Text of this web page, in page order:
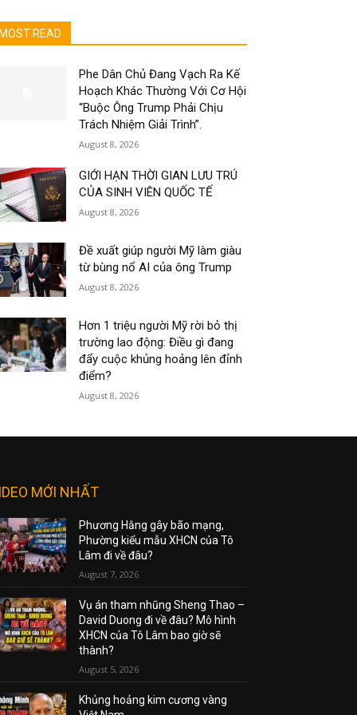
MOST READ
Phe Dân Chủ Đang Vạch Ra Kế
Hoạch Khác Thường Với Cơ Hội
“Buộc Ông Trump Phải Chịu
Trách Nhiệm Giải Trình”.
August 8, 2026
GIỚI HẠN THỜI GIAN LƯU TRÚ
CỦA SINH VIÊN QUỐC TẾ
August 8, 2026
Đề xuất giúp người Mỹ làm giàu
từ bùng nổ AI của ông Trump
August 8, 2026
Hơn 1 triệu người Mỹ rời bỏ thị
trường lao động: Điều gì đang
đẩy cuộc khủng hoảng lên đỉnh
điểm?
August 8, 2026
MỚI NHẤT
Phương Hằng gây bão mạng,
Phường kiểu mẫu XHCN của Tô
Lâm đi về đâu?
August 7, 2026
Vụ án tham nhũng Sheng Thao –
David Duong đi về đâu? Mô hình
XHCN của Tô Lâm bao giờ sẽ
thành?
August 5, 2026
Khủng hoảng kim cương vàng